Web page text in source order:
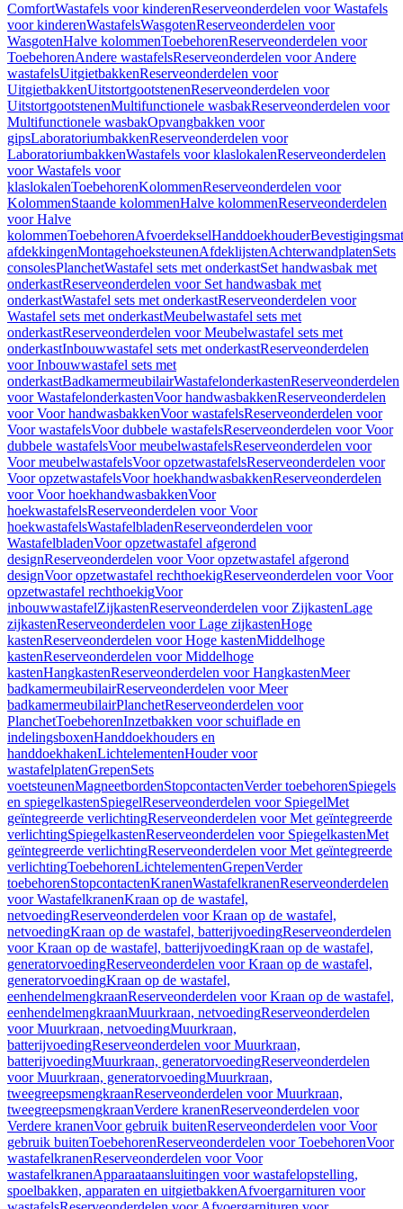
ComfortWastafels voor kinderenReserveonderdelen voor Wastafels
voor kinderenWastafelsWasgotenReserveonderdelen voor
WasgotenHalve kolommenToebehorenReserveonderdelen voor
ToebehorenAndere wastafelsReserveonderdelen voor Andere
wastafelsUitgietbakkenReserveonderdelen voor
UitgietbakkenUitstortgootstenenReserveonderdelen voor
UitstortgootstenenMultifunctionele wasbakReserveonderdelen voor
Multifunctionele wasbakOpvangbakken voor
gipsLaboratoriumbakkenReserveonderdelen voor
LaboratoriumbakkenWastafels voor klaslokalenReserveonderdelen
voor Wastafels voor
klaslokalenToebehorenKolommenReserveonderdelen voor
KolommenStaande kolommenHalve kolommenReserveonderdelen
voor Halve
kolommenToebehorenAfvoerdekselHanddoekhouder
afdekkingenMontagehoeksteunenAfdeklijstenAchterwandplatenSets
consolesPlanchetWastafel sets met onderkastSet handwasbak met
onderkastReserveonderdelen voor Set handwasbak met
onderkastWastafel sets met onderkastReserveonderdelen voor
Wastafel sets met onderkastMeubelwastafel sets met
onderkastReserveonderdelen voor Meubelwastafel sets met
onderkastInbouwwastafel sets met onderkastReserveonderdelen
voor Inbouwwastafel sets met
onderkastBadkamermeubilairWastafelonderkastenReserveonderdelen
voor WastafelonderkastenVoor handwasbakkenReserveonderdelen
voor Voor handwasbakkenVoor wastafelsReserveonderdelen voor
Voor wastafelsVoor dubbele wastafelsReserveonderdelen voor Voor
dubbele wastafelsVoor meubelwastafelsReserveonderdelen voor
Voor meubelwastafelsVoor opzetwastafelsReserveonderdelen voor
Voor opzetwastafelsVoor hoekhandwasbakkenReserveonderdelen
voor Voor hoekhandwasbakkenVoor
hoekwastafelsReserveonderdelen voor Voor
hoekwastafelsWastafelbladenReserveonderdelen voor
WastafelbladenVoor opzetwastafel afgerond
designReserveonderdelen voor Voor opzetwastafel afgerond
designVoor opzetwastafel rechthoekigReserveonderdelen voor Voor
opzetwastafel rechthoekigVoor
inbouwwastafelZijkastenReserveonderdelen voor ZijkastenLage
zijkastenReserveonderdelen voor Lage zijkastenHoge
kastenReserveonderdelen voor Hoge kastenMiddelhoge
kastenReserveonderdelen voor Middelhoge
kastenHangkastenReserveonderdelen voor HangkastenMeer
badkamermeubilairReserveonderdelen voor Meer
badkamermeubilairPlanchetReserveonderdelen voor
PlanchetToebehorenInzetbakken voor schuiflade en
indelingsboxenHanddoekhouders en
handdoekhakenLichtelementenHouder voor
wastafelplatenGrepenSets
voetsteunenMagneetbordenStopcontactenVerder toebehorenSpiegels
en spiegelkastenSpiegelReserveonderdelen voor SpiegelMet
geïntegreerde verlichtingReserveonderdelen voor Met geïntegreerde
verlichtingSpiegelkastenReserveonderdelen voor SpiegelkastenMet
geïntegreerde verlichtingReserveonderdelen voor Met geïntegreerde
verlichtingToebehorenLichtelementenGrepenVerder
toebehorenStopcontactenKranenWastafelkranenReserveonderdelen
voor WastafelkranenKraan op de wastafel,
netvoedingReserveonderdelen voor Kraan op de wastafel,
netvoedingKraan op de wastafel, batterijvoedingReserveonderdelen
voor Kraan op de wastafel, batterijvoedingKraan op de wastafel,
generatorvoedingReserveonderdelen voor Kraan op de wastafel,
generatorvoedingKraan op de wastafel,
eenhendelmengkraanReserveonderdelen voor Kraan op de wastafel,
eenhendelmengkraanMuurkraan, netvoedingReserveonderdelen
voor Muurkraan, netvoedingMuurkraan,
batterijvoedingReserveonderdelen voor Muurkraan,
batterijvoedingMuurkraan, generatorvoedingReserveonderdelen
voor Muurkraan, generatorvoedingMuurkraan,
tweegreepsmengkraanReserveonderdelen voor Muurkraan,
tweegreepsmengkraanVerdere kranenReserveonderdelen voor
Verdere kranenVoor gebruik buitenReserveonderdelen voor Voor
gebruik buitenToebehorenReserveonderdelen voor ToebehorenVoor
wastafelkranenReserveonderdelen voor Voor
wastafelkranenApparaataansluitingen voor wastafelopstelling,
spoelbakken, apparaten en uitgietbakkenAfvoergarnituren voor